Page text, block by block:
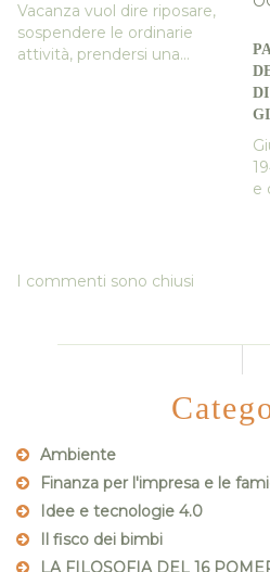
Vacanza vuol dire riposare,
sospendere le ordinarie
attività, prendersi una...
e
I commenti sono chiusi
Ambiente
Finanza per l'impresa e le
Idee e tecnologie 4.0
Il fisco dei bimbi
LA FILOSOFIA DEL 16